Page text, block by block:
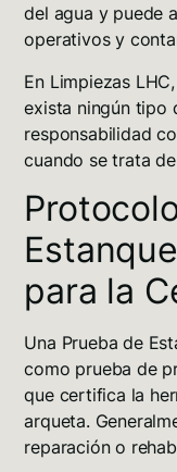
del agua y puede
operativos y
En Limpiezas
exista ningún tipo
responsabilidad
cuando se trata
para la
Una Prueba de
como prueba de
que certifica la
arqueta.
reparación o